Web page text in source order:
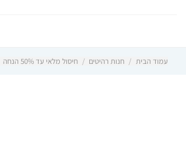
עמוד הבית / חנות רהיטים / חיסול מלאי עד 50% הנחה